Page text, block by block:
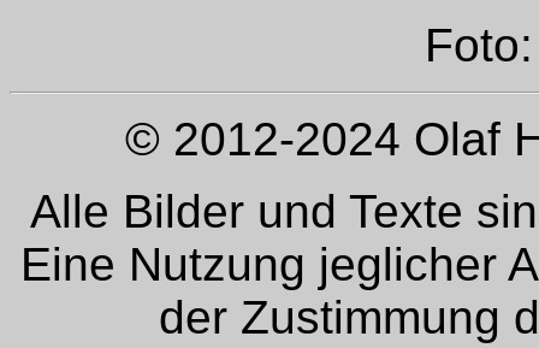
© 2012-2024 Olaf
Alle Bilder und Texte
Eine Nutzung jeglicher
der Zustimmung